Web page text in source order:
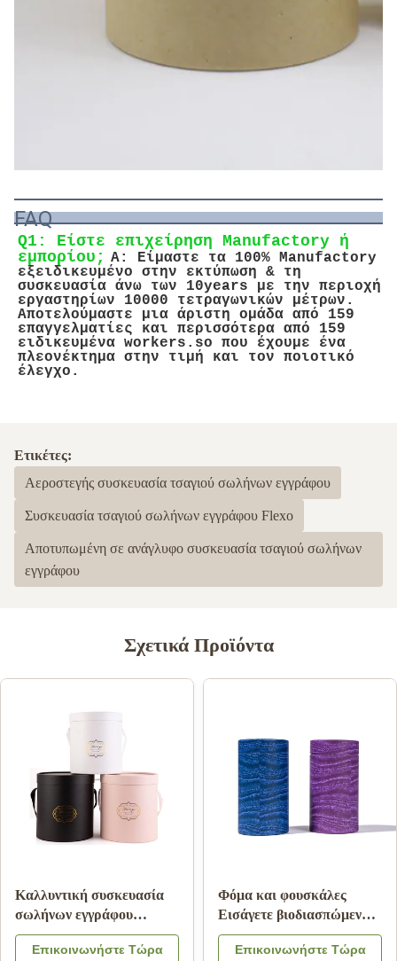
FAQ
Q1: Είστε επιχείρηση Manufactory ή
εμπορίου; Α: Είμαστε τα 100% Manufactory
εξειδικευμένο στην εκτύπωση & τη
συσκευασία άνω των 10years με την περιοχή
εργαστηρίων 10000 τετραγωνικών μέτρων.
Αποτελούμαστε μια άριστη ομάδα από 159
επαγγελματίες και περισσότερα από 159
ειδικευμένα workers.so που έχουμε ένα
πλεονέκτημα στην τιμή και τον ποιοτικό
έλεγχο.
Ετικέτες:
Αεροστεγής συσκευασία τσαγιού σωλήνων εγγράφου
Συσκευασία τσαγιού σωλήνων εγγράφου Flexo
Αποτυπωμένη σε ανάγλυφο συσκευασία τσαγιού σωλήνων
εγγράφου
Σχετικά Προϊόντα
Ζαρωμένος κύλινδρος
σωλήνας Pantone
εγγράφου που τυπώνει την
ακίνδυνη για τα παιδιά
Επικοινωνήστε Τώρα
Συσκευασία τροφίμων
σωλήνων εγγράφου
χαρτονιού με το λογότυπο
χρώματος καπακιών
Επικοινωνήστε Τώρα